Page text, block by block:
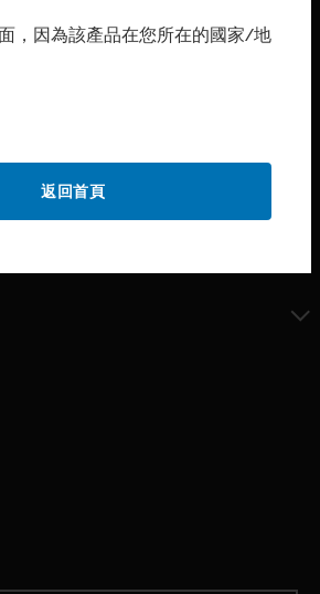
，因為該產品在您所在的國家/地
返回首頁